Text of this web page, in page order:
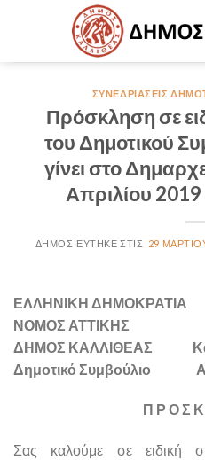
ΣΥΝΕΔΡΙΆΣΕΙΣ
Πρόσκληση σε
του Δημοτικού
γίνει στο
Απριλίου
29
ΕΛΛΗΝΙΚΗ ΔΗΜΟΚΡΑΤΙΑ
ΝΟΜΟΣ ΑΤΤΙΚΗΣ
ΔΗΜΟΣ ΚΑΛΛΙΘΕΑΣ
Δημοτικό Συμβούλιο
Π Ρ Ο Σ
Σας καλούμε σε ειδική